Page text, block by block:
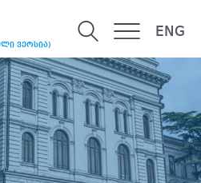
ვერსია)
ENG